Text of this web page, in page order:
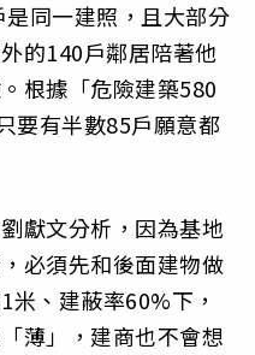
同一建照，且大部分
的140戶鄰居陪著他
根據「危險建築580
要有半數85戶願意都
獻文分析，因為基地
必須先和後面建物做
米、建蔽率60%下，
薄」，建商也不會想